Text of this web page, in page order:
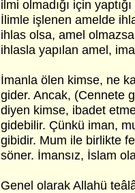
ilmi olmadığı için
İlimle işlenen amelde
ihlas olsa, amel
ihlasla yapılan amel,
İmanla ölen kimse, ne
gider. Ancak, (Cennete
diyen kimse, ibadet
gidebilir. Çünkü iman,
gibidir. Mum ile birlikte
söner. İmansız, İslam
Genel olarak Allahü